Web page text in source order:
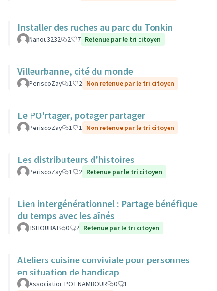
Installer des ruches au parc du Tonkin
Nanou3232 2 7 Retenue par le tri citoyen
Villeurbanne, cité du monde
PeriscoZay 1 2 Non retenue par le tri citoyen
Le PO'rtager, potager partager
PeriscoZay 1 1 Non retenue par le tri citoyen
Les distributeurs d'histoires
PeriscoZay 1 2 Retenue par le tri citoyen
Lien intergénérationnel : Partage bénéfique
du temps avec les aînés
TSHOUBAT 0 2 Retenue par le tri citoyen
Ateliers cuisine conviviale pour personnes
en situation de handicap
Association POTINAMBOUR 0
1